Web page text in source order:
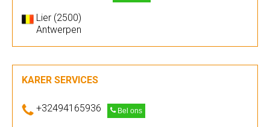
Lier (2500)
Antwerpen
KARER SERVICES
+32494165936 Bel ons